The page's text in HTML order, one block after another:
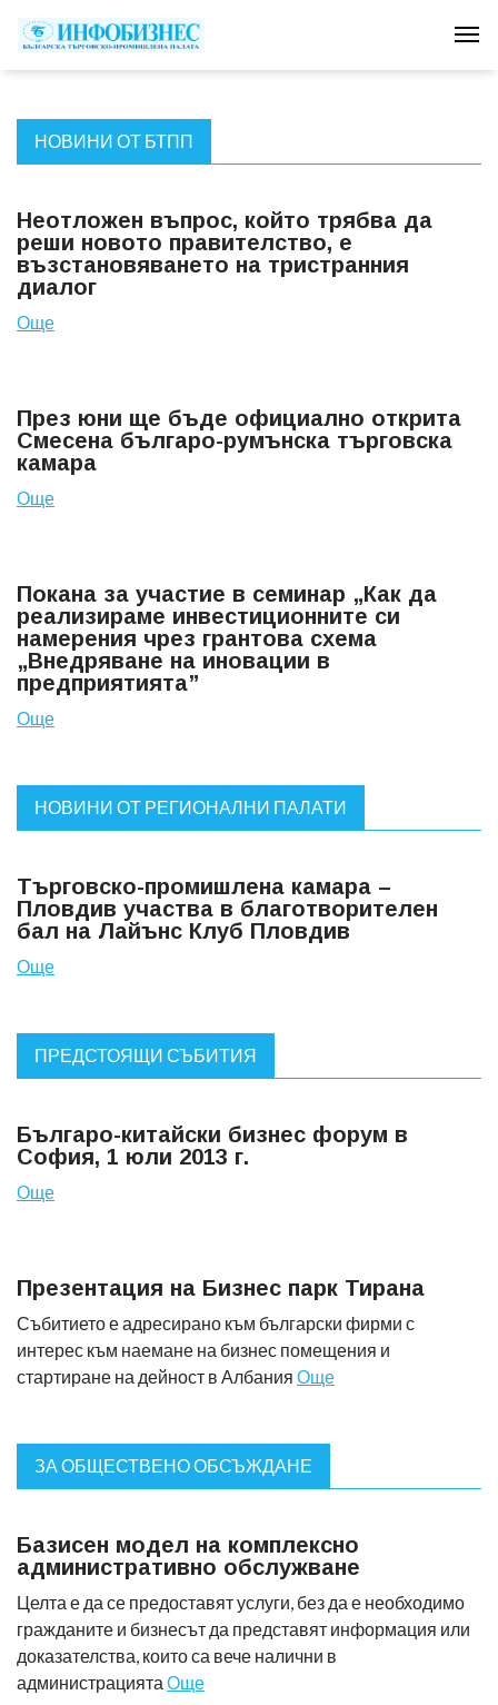
НОВИНИ ОТ БТПП
Неотложен въпрос, който трябва да
реши новото правителство, е
възстановяването на тристранния
диалог
Още
През юни ще бъде официално открита
Смесена българо-румънска търговска
камара
Още
Покана за участие в семинар „Как да
реализираме инвестиционните си
намерения чрез грантова схема
„Внедряване на иновации в
предприятията”
Още
НОВИНИ ОТ РЕГИОНАЛНИ ПАЛАТИ
Търговско-промишлена камара –
Пловдив участва в благотворителен
бал на Лайънс Клуб Пловдив
Още
ПРЕДСТОЯЩИ СЪБИТИЯ
Българо-китайски бизнес форум в
София, 1 юли 2013 г.
Още
Презентация на Бизнес парк Тирана
Събитието е адресирано към български фирми с
интерес към наемане на бизнес помещения и
стартиране на дейност в Албания Още
ЗА ОБЩЕСТВЕНО ОБСЪЖДАНЕ
Базисен модел на комплексно
административно обслужване
Целта е да се предоставят услуги, без да е необходимо
гражданите и бизнесът да представят информация или
доказателства, които са вече налични в
администрацията Още